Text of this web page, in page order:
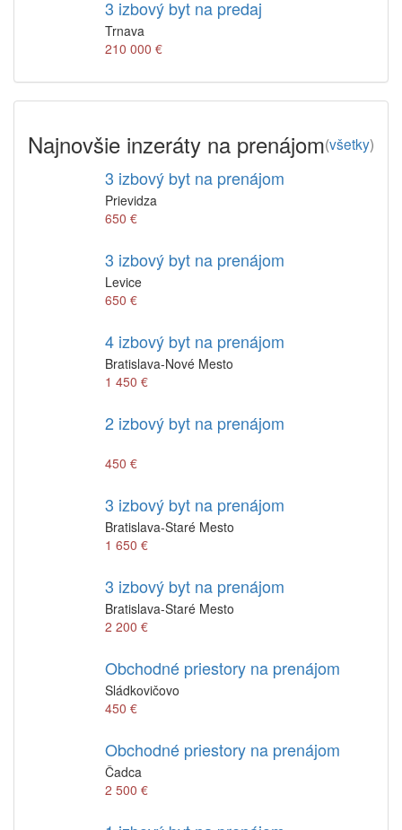
3 izbový byt na predaj
Trnava
210 000 €
(všetky)
Najnovšie inzeráty na prenájom
3 izbový byt na prenájom
Prievidza
650 €
3 izbový byt na prenájom
Levice
650 €
4 izbový byt na prenájom
Bratislava-Nové Mesto
1 450 €
2 izbový byt na prenájom
450 €
3 izbový byt na prenájom
Bratislava-Staré Mesto
1 650 €
3 izbový byt na prenájom
Bratislava-Staré Mesto
2 200 €
Obchodné priestory na prenájom
Sládkovičovo
450 €
Obchodné priestory na prenájom
Čadca
2 500 €